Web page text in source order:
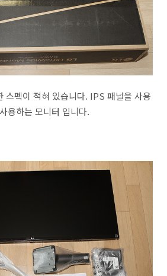
스펙이 적혀 있습니다. IPS 패널을 사용
용하는 모니터 입니다.